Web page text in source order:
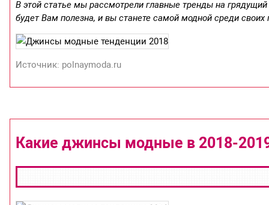
В этой статье мы рассмотрели главные тренды на
будет Вам полезна, и вы станете самой модной среди своих
Источник: polnaymoda.ru
Какие джинсы модные в 2018-